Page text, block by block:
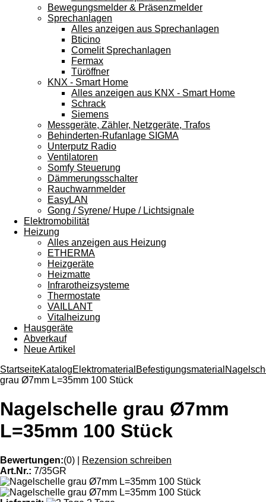
Bewegungsmelder & Präsenzmelder
Sprechanlagen
Alles anzeigen aus Sprechanlagen
Bticino
Comelit Sprechanlagen
Fermax
Türöffner
KNX - Smart Home
Alles anzeigen aus KNX - Smart Home
Schrack
Siemens
Messgeräte, Zähler, Netzgeräte, Trafos
Behinderten-Rufanlage SIGMA
Unterputz Radio
Ventilatoren
Somfy Steuerung
Dämmerungsschalter
Rauchwarnmelder
EasyLAN
Gong / Syrene/ Hupe / Lichtsignale
Elektromobilität
Heizung
Alles anzeigen aus Heizung
ETHERMA
Heizgeräte
Heizmatte
Infrarotheizsysteme
Thermostate
VAILLANT
Vitalheizung
Hausgeräte
Abverkauf
Neue Artikel
StartseiteKatalogElektromaterial Befestigungsmaterial
grau Ø7mm L=35mm 100 Stück
Nagelschelle grau Ø7mm
L=35mm 100 Stück
Bewertungen:(0)
Rezension schreiben
Art.Nr.: 7/35GR